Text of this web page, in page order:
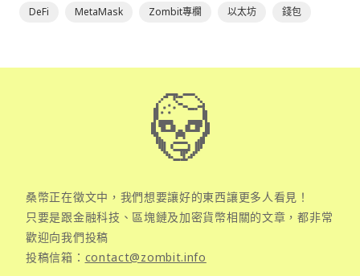
DeFi MetaMask Zombit專欄 以太坊 錢包
桑幣正在徵文中，我們想要讓好的東西讓更多人看見！
只要是跟金融科技、區塊鏈及加密貨幣相關的文章，都非常
歡迎向我們投稿
投稿信箱： contact@zombit.info